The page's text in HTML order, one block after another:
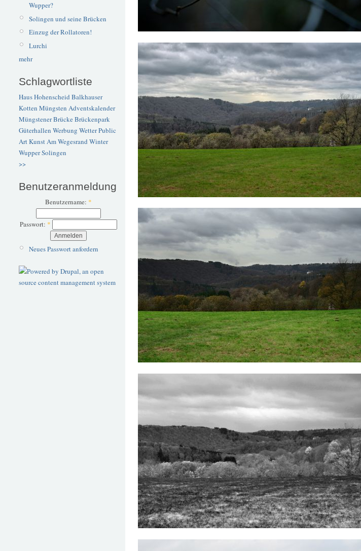
Wupper?
Solingen und seine Brücken
Einzug der Rollatoren!
Lurchi
mehr
Schlagwortliste
Haus Hohenscheid Balkhauser
Kotten Müngsten Adventskalender
Müngstener BrückeBrückenpark
Güterhallen Werbung WetterPublic
ArtKunstAm Wegesrand Winter
WupperSolingen
>>
Benutzeranmeldung
Benutzername: *
Passwort: *
Neues Passwort anfordern